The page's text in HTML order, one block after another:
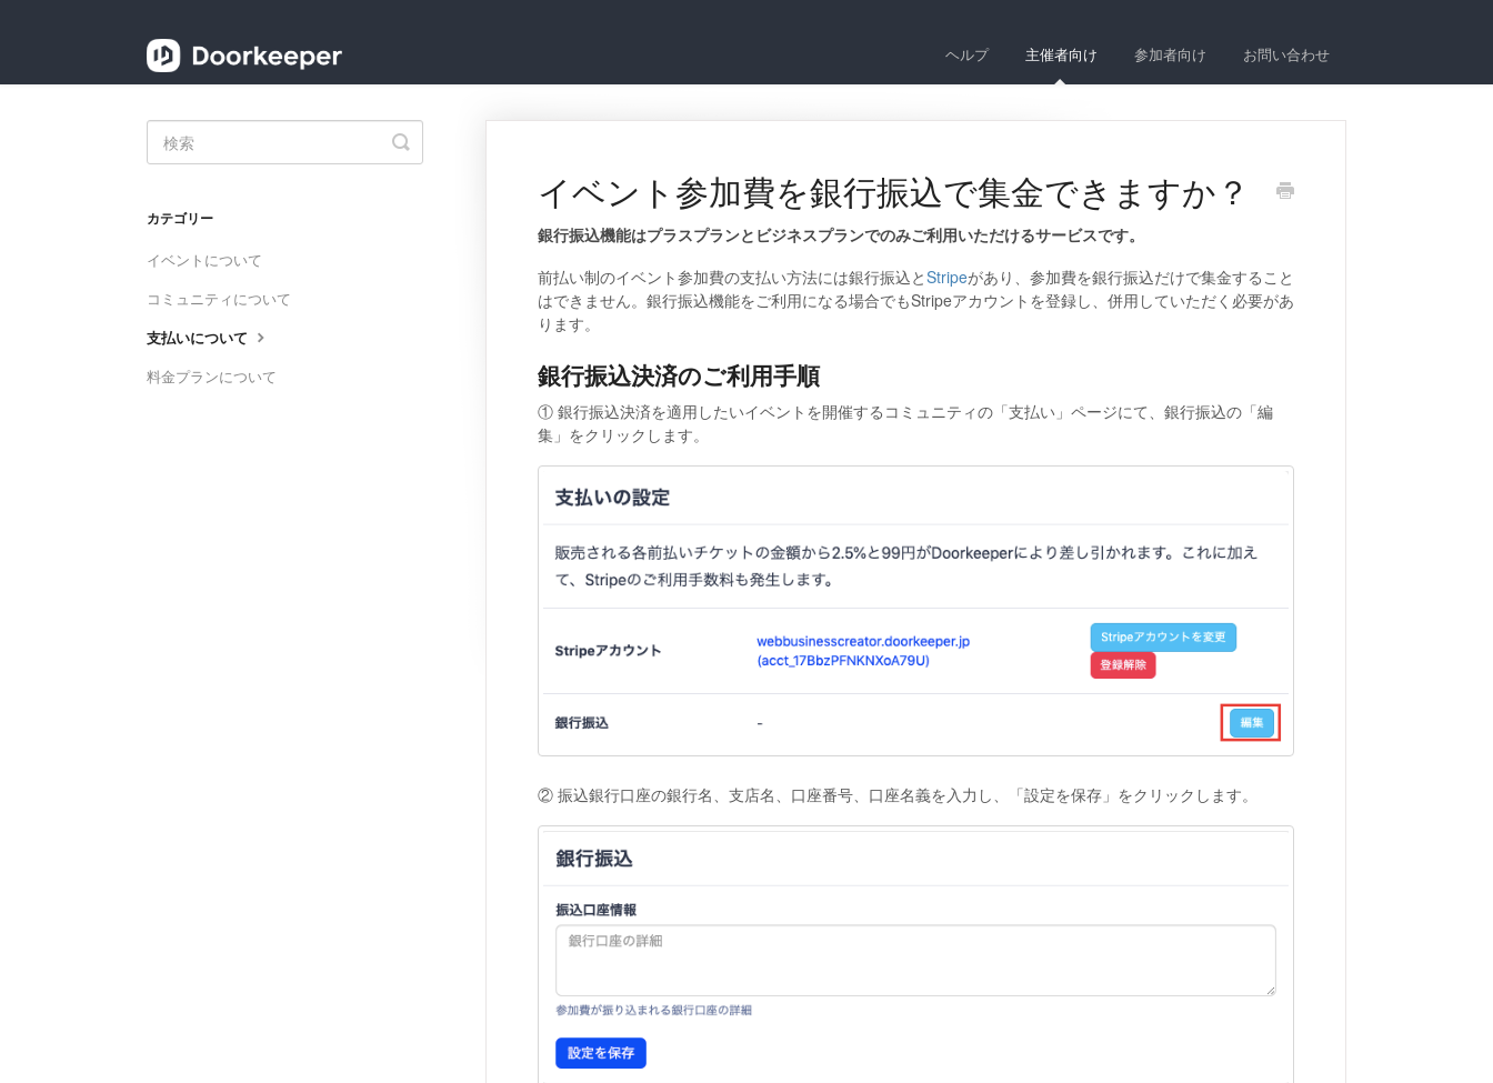
ヘルプ 主催者向け 参加者向け お問い合わせ
イベント参加費を銀行振込で集金できますか？
銀行振込機能はプラスプランとビジネスプランでのみご利用いただけるサービスです。
前払い制のイベント参加費の支払い方法には銀行振込とStripeがあり、参加費を銀行振込だけで集金すること
はできません。銀行振込機能をご利用になる場合でもStripeアカウントを登録し、併用していただく必要があ
ります。
銀行振込決済のご利用手順
① 銀行振込決済を適用したいイベントを開催するコミュニティの「支払い」ページにて、銀行振込の「編
集」をクリックします。
② 振込銀行口座の銀行名、支店名、口座番号、口座名義を入力し、「設定を保存」をクリックします。
Toggle
Search
カテゴリー
イベントについて
コミュニティについて
支払いについて
料金プランについて